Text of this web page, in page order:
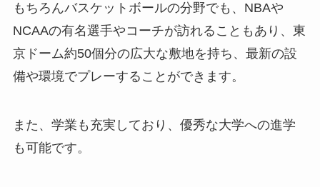
もちろんバスケットボールの分野でも、NBAや
NCAAの有名選手やコーチが訪れることもあり、東
京ドーム約50個分の広大な敷地を持ち、最新の設
備や環境でプレーすることができます。
また、学業も充実しており、優秀な大学への進学
も可能です。